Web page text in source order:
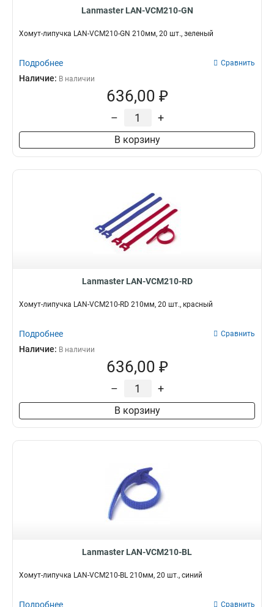
Lanmaster LAN-VCM210-GN
Хомут-липучка LAN-VCM210-GN 210мм, 20 шт., зеленый
Подробнее Сравнить
Наличие: В наличии
636,00 ₽
– +
В корзину
Lanmaster LAN-VCM210-RD
Хомут-липучка LAN-VCM210-RD 210мм, 20 шт., красный
Подробнее Сравнить
Наличие: В наличии
636,00 ₽
– +
В корзину
Lanmaster LAN-VCM210-BL
Хомут-липучка LAN-VCM210-BL 210мм, 20 шт., синий
Подробнее Сравнить